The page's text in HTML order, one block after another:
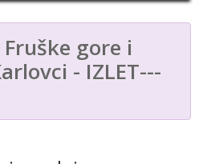
gore i
- IZLET---